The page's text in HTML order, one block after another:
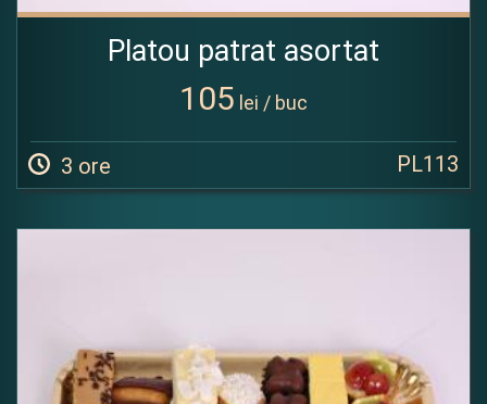
Platou patrat asortat
105 lei / buc
3 ore PL113